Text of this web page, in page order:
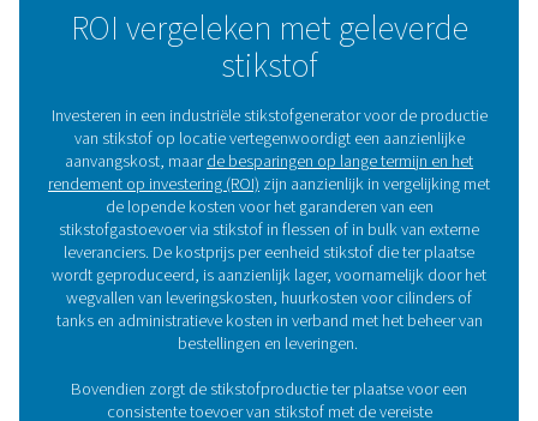
met behulp van adsorptiemiddelen. Wanneer de lucht
met koolstofmoleculaire zeven (CMS) gevuld vat
alleen stikstof met een zuiverheid tot 99,999% de
PSA-stikstofgeneratoren zijn ideaal voor toepassingen
hoge zuiverheid en een hoog debiet.
Membraantechnologie
Membraantechnologieis een zeer eenvoudige,
continue productiemethode voor N2. Perslucht wordt
polymeermembranen geduwd. De zuurstof in de lucht
door de vezelwanden en dringt door in de
kwaliteitsstikstof met een zuiverheid tussen 95% en
achter bij de uitgang van de generator.